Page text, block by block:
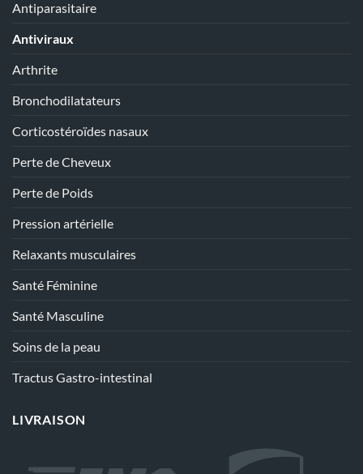
Antiparasitaire
Antiviraux
Arthrite
Bronchodilatateurs
Corticostéroïdes nasaux
Perte de Cheveux
Perte de Poids
Pression artérielle
Relaxants musculaires
Santé Féminine
Santé Masculine
Soins de la peau
Tractus Gastro-intestinal
LIVRAISON